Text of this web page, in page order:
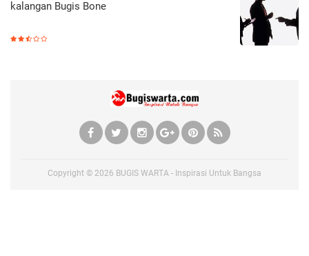
kalangan Bugis Bone
Copyright © 2026 BUGIS WARTA - Inspirasi Untuk Bangsa